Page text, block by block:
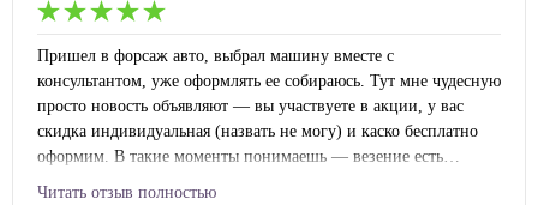
Пришел в форсаж авто, выбрал машину вместе с
консультантом, уже оформлять ее собираюсь. Тут мне чудесную
просто новость объявляют — вы участвуете в акции, у вас
скидка индивидуальная (назвать не могу) и каско бесплатно
оформим. В такие моменты понимаешь — везение есть…
Читать отзыв полностью